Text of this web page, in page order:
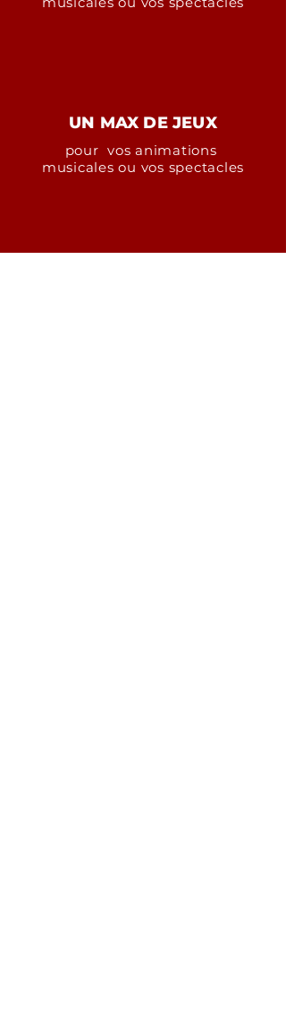
UN MAX DE JEUX
pour vos animations
musicales ou vos spectacles